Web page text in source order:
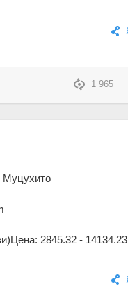
1 965
Муцухито
Цена: 2845.32 -